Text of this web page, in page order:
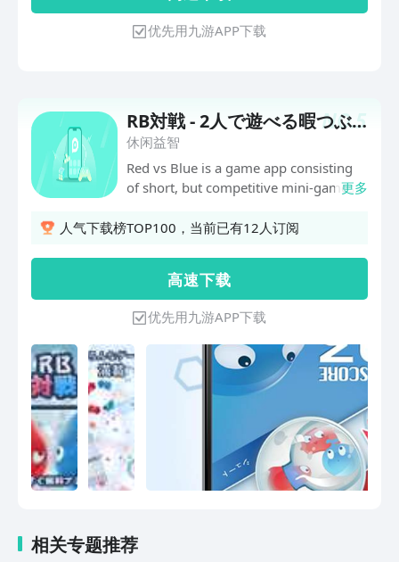
个著名的日本运动的多人游戏版本 3、点
球大战: 让守门员跳下去，把足球踢进球
优先用九游APP下载
NO.5
RB対戦 - 2人で遊べる暇つぶ
し無料ゲーム
休闲益智
Red vs Blue is a game app consisting
of short, but competitive mini-games!
games to choose from, and with just a
anytime, anywhere! RECCOMMENDED
FOR: - People who are bored and have
free time - lunch breaks with friends -
Parties and gathering - When you’re at
a loss for words during your first date -
when waiting in line - families, because
toddlers to grandparents can enjoy!
TOP 3 RED VS BLUE MINI-GAMES: 1st:
Tap and Bash Push your opponent out
of the ring! Tap speed is everything!
2nd: Survival Defend yourself by
Escape Run for your life or you’ll get
更多
人气下载榜TOP100，当前已有12人订阅
高 速 下 载
优先用九游APP下载
相关专题推荐